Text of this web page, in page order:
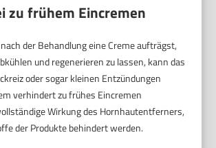
zu frühem Eincremen
der Behandlung eine Creme aufträgst,
und regenerieren zu lassen, kann das
oder sogar kleinen Entzündungen
verhindert zu frühes Eincremen
Wirkung des Hornhautentferners,
der Produkte behindert werden.